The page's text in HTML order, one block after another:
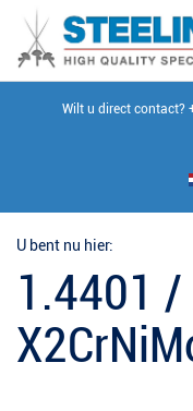
Wilt u direct contact?
U bent nu hier:
1.4401 /